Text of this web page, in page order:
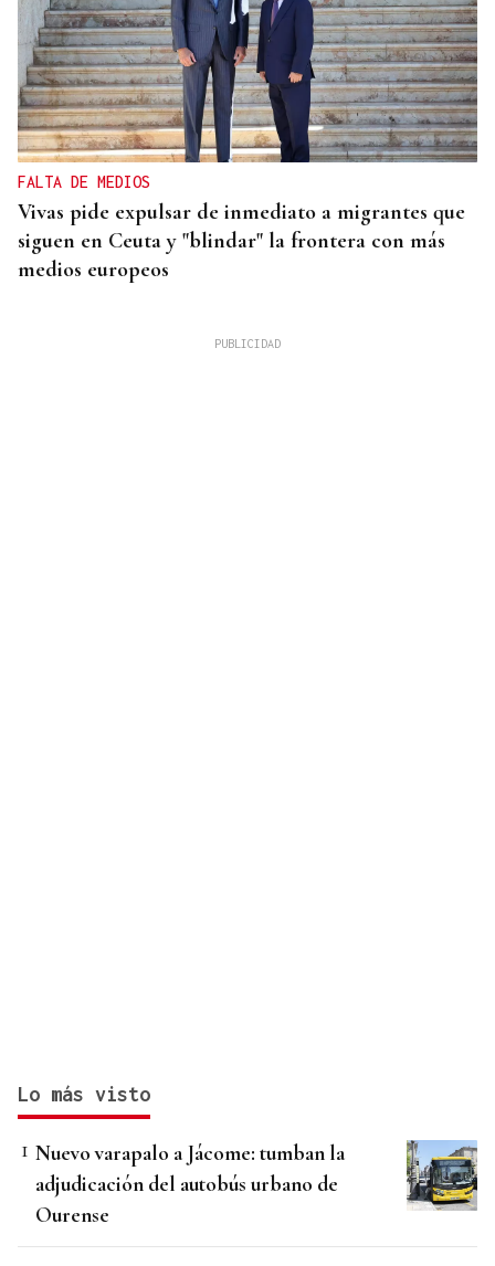
FALTA DE MEDIOS
Vivas pide expulsar de inmediato a migrantes que
siguen en Ceuta y "blindar" la frontera con más
medios europeos
Lo más visto
Nuevo varapalo a Jácome: tumban la
adjudicación del autobús urbano de
Ourense